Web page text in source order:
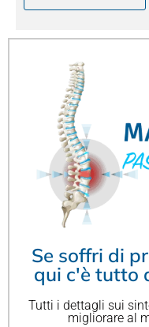
Se soffri di
qui c'è tutto
Tutti i dettagli sui
migliorare al